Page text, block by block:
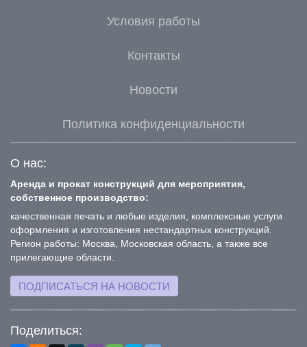
Условия работы
Контакты
Новости
Политика конфиденциальности
О нас:
Аренда и прокат конструкций для мероприятия,
собственное производство:
качественная печать и любые изделия, комплексные услуги
оформления и изготовления нестандартных конструкций.
Регион работы: Москва, Московская область, а также все
прилегающие области.
ПОДПИСАТЬСЯ НА НОВОСТИ
Поделиться: